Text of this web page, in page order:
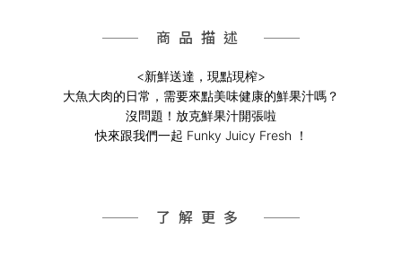
商品描述
<新鮮送達，現點現榨>
大魚大肉的日常，需要來點美味健康的鮮果汁嗎？
沒問題！放克鮮果汁開張啦
快來跟我們一起 Funky Juicy Fresh ！
了解更多